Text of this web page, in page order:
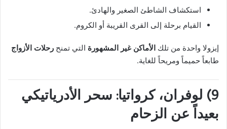
استكشاف الشاطئ الصغير والهادئ.
القيام برحلة إلى القرى القريبة أو الكروم.
إيزولا واحدة من تلك الأماكن غير المشهورة التي تمنح رحلات الأزواج
طابعاً حميماً ومريحاً للغاية.
9) لوفران، كرواتيا: سحر الأدرياتيكي
بعيداً عن الزحام